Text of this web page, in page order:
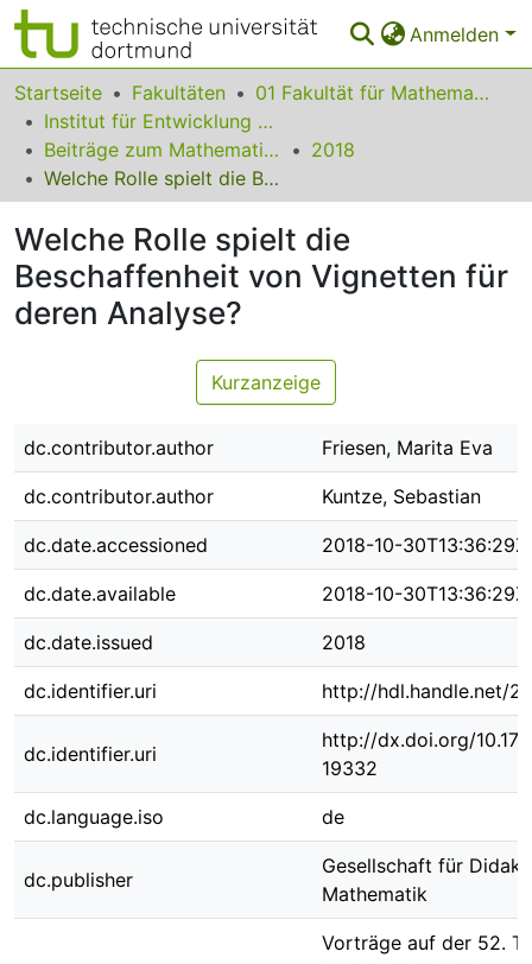
Anmelden
Bereiche & Sammlungen
Das gesamte Repositorium
Statistiken
FAQ
Leitlinien
Zurück zur Startseite
Startseite Fakultäten
01 Fakultät für Mathematik
Institut für Entwicklung und Erforschung des Mathematikunterrichts
Beiträge zum Mathematikunterricht
2018
Welche Rolle spielt die Beschaffenheit von Vignetten für deren Analyse?
Welche Rolle spielt die
Beschaffenheit von Vignetten für
deren Analyse?
Kurzanzeige
dc.contributor.author Friesen, Marita Eva
dc.contributor.author Kuntze, Sebastian
dc.date.accessioned 2018-10-30T13:36:29Z
dc.date.available 2018-10-30T13:36:29Z
dc.date.issued 2018
dc.identifier.uri http://hdl.handle.net/
dc.identifier.uri
http://dx.doi.org/
19332
dc.language.iso de
dc.publisher
Gesellschaft für
Mathematik
Vorträge auf der 52.